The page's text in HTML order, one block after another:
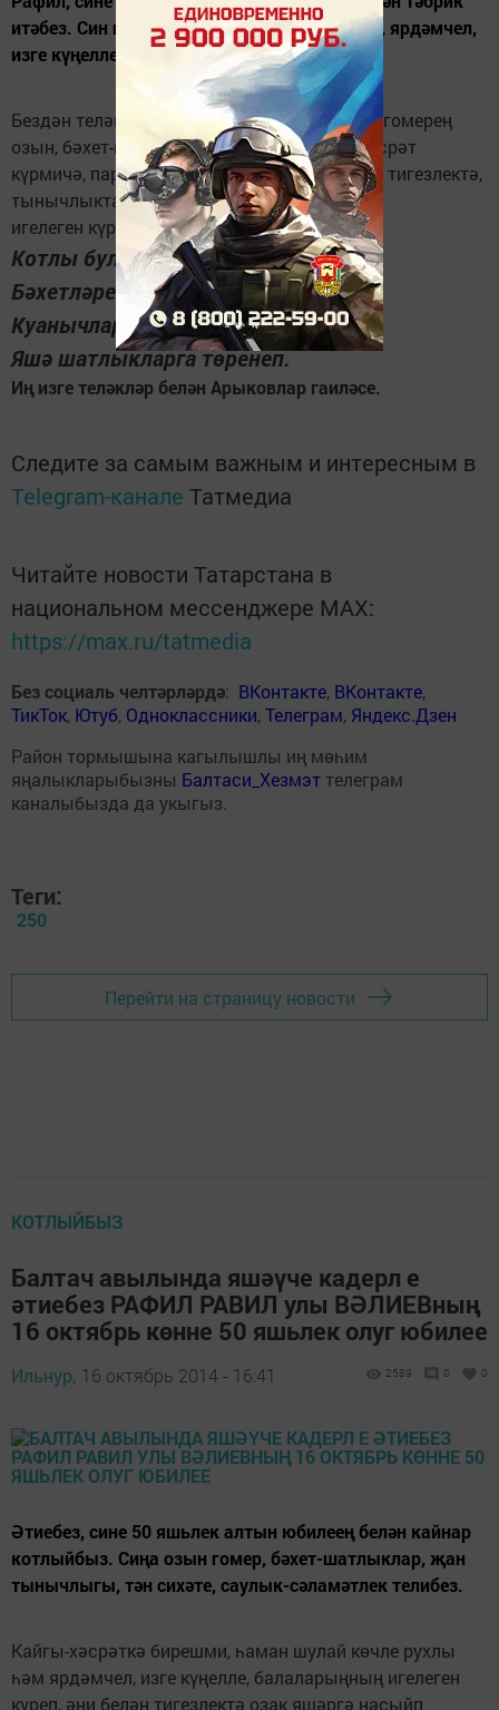
итәбез. Син һәрчак көчле рухлы, кешелекле, ярдәмчел,
изге күңелле булып кал.
Бездән теләк шул сиңа - тазалыгың ныклы, гомерең
озын, бәхет-шатлыкларга коенып, кайгы-хәсрәт
күрмичә, пар канатлар булып, Римма белән, тигезлектә,
тынычлыкта, балаларыгызның
игелеген күреп яшәргә язсын.
Котлы булсын синең туган көнең,
Бәхетләрең килсен үрелеп.
Куанычлар гына юлдаш булсын,
Яшә шатлыкларга төренеп.
Иң изге теләкләр белән Арыковлар гаиләсе.
Следите за самым важным и интересным в
Telegram-канале Татмедиа
Читайте новости Татарстана в
национальном мессенджере MАХ:
https://max.ru/tatmedia
Без социаль челтәрләрдә: ВКонтакте, ВКонтакте,
ТикТок, Ютуб, Одноклассники,Телеграм, Яндекс.Дзен
Район тормышына кагылышлы иң мөһим
яңалыкларыбызны Балтаси_Хезмэт телеграм
каналыбызда да укыгыз.
Теги:
250
Перейти на страницу новости
КОТЛЫЙБЫЗ
Балтач авылында яшәүче кадерл е
әтиебез РАФИЛ РАВИЛ улы ВӘЛИЕВның
16 октябрь көнне 50 яшьлек олуг юбилее
Ильнур, 16 октябрь 2014 - 16:41 2589 0 0
Әтиебез, сине 50 яшьлек алтын юбилеең белән кайнар
котлыйбыз. Сиңа озын гомер, бәхет-шатлыклар, җан
тынычлыгы, тән сихәте, саулык-сәламәтлек телибез.
Кайгы-хәсрәткә бирешми, һаман шулай көчле рухлы
һәм ярдәмчел, изге күңелле, балаларыңның игелеген
күреп, әни белән тигезлектә озак яшәргә насыйп